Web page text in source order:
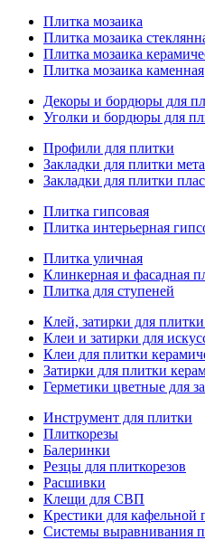
Плитка мозаика
Плитка мозаика
Плитка мозаика
Плитка мозаика каменная
Декоры и бордюры для
Уголки и бордюры для
Профили для плитки
Закладки для плитки
Закладки для плитки
Плитка гипсовая
Плитка интерьерная
Плитка уличная
Клинкерная и фасадная
Плитка для ступеней
Клей, затирки для
Клеи и затирки для
Клеи для плитки
Затирки для плитки
Герметики цветные для
Инструмент для плитки
Плиткорезы
Балеринки
Резцы для плиткорезов
Расшивки
Клещи для СВП
Крестики для кафельной
Системы выравнивания